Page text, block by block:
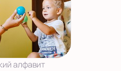
алфавит